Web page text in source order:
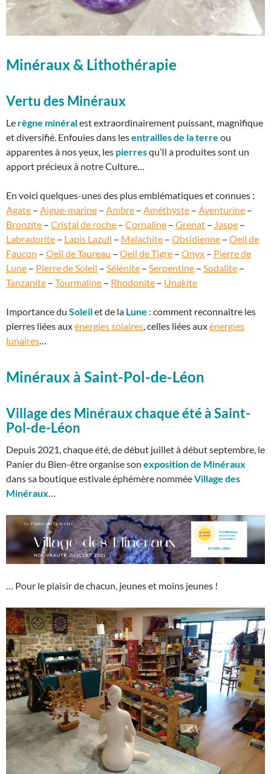
Minéraux & Lithothérapie
Vertu des Minéraux
Le règne minéralest extraordinairement puissant, magnifique
et diversifié. Enfouies dans lesentrailles de la terre ou
apparentes à nos yeux, les pierresqu’Il a produites sont un
apport précieux à notre Culture…
En voici quelques-unes des plus emblématiques et connues :
Agate – Aigue-marine – Ambre – Améthyste – Aventurine –
Bronzite – Cristal de roche – Cornaline – Grenat – Jaspe –
Labradorite – Lapis Lazuli – Malachite – Obsidienne – Oeil de
Faucon – Oeil de Taureau – Oeil de Tigre – Onyx – Pierre de
Lune – Pierre de Soleil – Sélénite – Serpentine – Sodalite –
Tanzanite – Tourmaline – Rhodonite – Unakite
Importance du Soleilet de la Lune : comment reconnaître les
pierres liées auxénergies solaires, celles liées auxénergies
lunaires…
Minéraux à Saint-Pol-de-Léon
Village des Minéraux chaque été à Saint-
Pol-de-Léon
Depuis 2021, chaque été, de début juillet à début septembre, le
Panier du Bien-être organise son exposition de Minéraux
dans sa boutique estivale éphémère nomméeVillage des
Minéraux…
… Pour le plaisir de chacun, jeunes et moins jeunes !